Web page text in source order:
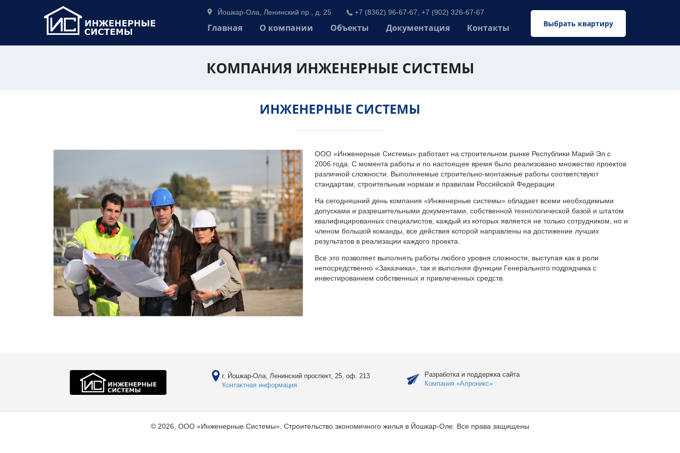
Выбрать квартиру
Йошкар-Ола, Ленинский пр., д. 25 +7 (8362) 96-67-67, +7 (902) 326-67-67
Главная О компании Объекты Документация Контакты
КОМПАНИЯ ИНЖЕНЕРНЫЕ СИСТЕМЫ
ИНЖЕНЕРНЫЕ СИСТЕМЫ
ООО «Инженерные Системы» работает на строительном рынке Республики Марий Эл с
2006 года. С момента работы и по настоящее время было реализовано множество проектов
различной сложности. Выполняемые строительно-монтажные работы соответствуют
стандартам, строительным нормам и правилам Российской Федерации.
На сегодняшний день компания «Инженерные системы» обладает всеми необходимыми
допусками и разрешительными документами, собственной технологической базой и штатом
квалифицированных специалистов, каждый из которых является не только сотрудником, но и
членом большой команды, все действия которой направлены на достижение лучших
результатов в реализации каждого проекта.
Все это позволяет выполнять работы любого уровня сложности, выступая как в роли
непосредственно «Заказчика», так и выполняя функции Генерального подрядчика с
инвестированием собственных и привлеченных средств.
г. Йошкар-Ола, Ленинский проспект, 25, оф. 213
Контактная информация
Разработка и поддержка сайта
Компания «Алроникс»
© 2026, ООО «Инженерные Системы». Строительство экономичного жилья в Йошкар-Оле. Все права защищены